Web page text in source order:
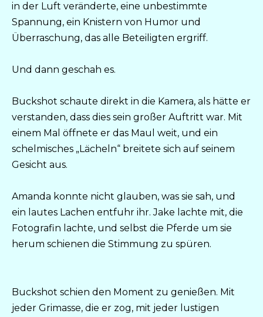
in der Luft veränderte, eine unbestimmte
Spannung, ein Knistern von Humor und
Überraschung, das alle Beteiligten ergriff.
Und dann geschah es.
Buckshot schaute direkt in die Kamera, als hätte er
verstanden, dass dies sein großer Auftritt war. Mit
einem Mal öffnete er das Maul weit, und ein
schelmisches „Lächeln“ breitete sich auf seinem
Gesicht aus.
Amanda konnte nicht glauben, was sie sah, und
ein lautes Lachen entfuhr ihr. Jake lachte mit, die
Fotografin lachte, und selbst die Pferde um sie
herum schienen die Stimmung zu spüren.
Buckshot schien den Moment zu genießen. Mit
jeder Grimasse, die er zog, mit jeder lustigen